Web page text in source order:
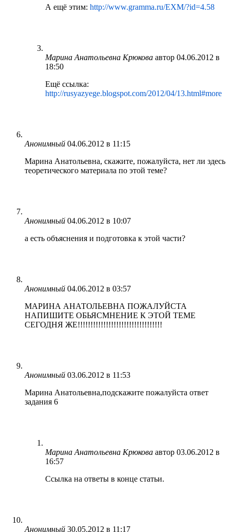
А ещё этим: http://www.gramma.ru/EXM/?id=4.58
Марина Анатольевна Крюкова автор 04.06.2012 в
18:50
Ещё ссылка:
http://rusyazyege.blogspot.com/2012/04/13.html#more
Анонимный 04.06.2012 в 11:15
Марина Анатольевна, скажите, пожалуйста, нет ли здесь
теоретического материала по этой теме?
Анонимный 04.06.2012 в 10:07
а есть объяснения и подготовка к этой части?
Анонимный 04.06.2012 в 03:57
МАРИНА АНАТОЛЬЕВНА ПОЖАЛУЙСТА
НАПИШИТЕ ОБЬЯСМНЕНИЕ К ЭТОЙ ТЕМЕ
СЕГОДНЯ ЖЕ!!!!!!!!!!!!!!!!!!!!!!!!!!!!!!!!!
Анонимный 03.06.2012 в 11:53
Марина Анатольевна,подскажите пожалуйста ответ
задания 6
Марина Анатольевна Крюкова автор 03.06.2012 в
16:57
Ссылка на ответы в конце статьи.
Анонимный 30.05.2012 в 11:17